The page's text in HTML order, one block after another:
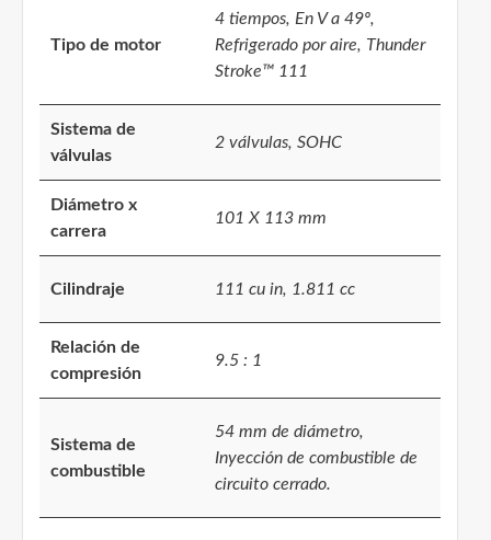
Tipo de motor
4 tiempos, En V a 49º,
Refrigerado por aire, Thunder
Stroke™ 111
Sistema de
válvulas
2 válvulas, SOHC
Diámetro x
carrera
101 X 113 mm
Cilindraje 111 cu in, 1.811 cc
Relación de
compresión
9.5 : 1
Sistema de
combustible
54 mm de diámetro,
Inyección de combustible de
circuito cerrado.